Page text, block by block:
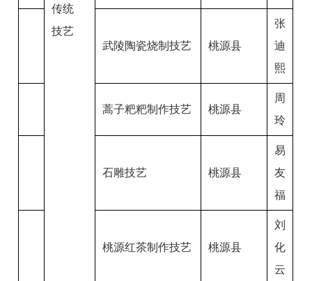
传统
技艺
武陵陶瓷烧制技艺 桃源县
张
迪
熙
蒿子粑粑制作技艺 桃源县
周
玲
石雕技艺 桃源县
易
友
福
桃源红茶制作技艺 桃源县
刘
化
云